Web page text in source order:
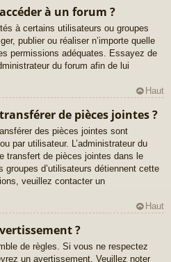
à un forum ?
à certains utilisateurs ou groupes
publier ou réaliser n’importe quelle
permissions adéquates. Essayez de
du forum afin de lui
Haut
de pièces jointes ?
des pièces jointes sont
par utilisateur. L’administrateur du
transfert de pièces jointes dans le
d’utilisateurs détiennent cette
veuillez contacter un
Haut
?
de règles. Si vous ne respectez
un avertissement. Veuillez noter